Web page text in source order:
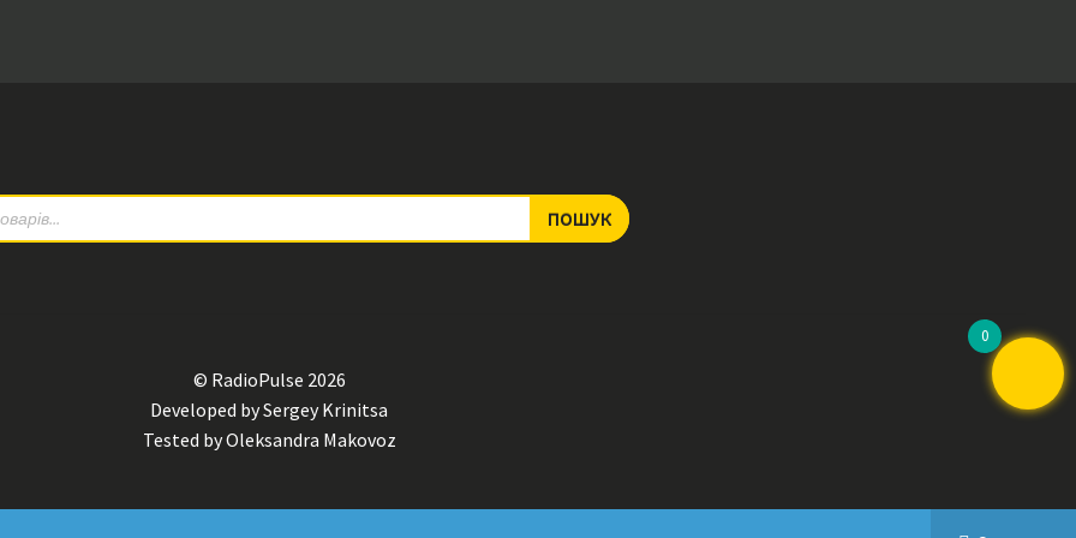
ПОШУК
© RadioPulse 2026
Developed by Sergey Krinitsa
Tested by Oleksandra Makovoz
0